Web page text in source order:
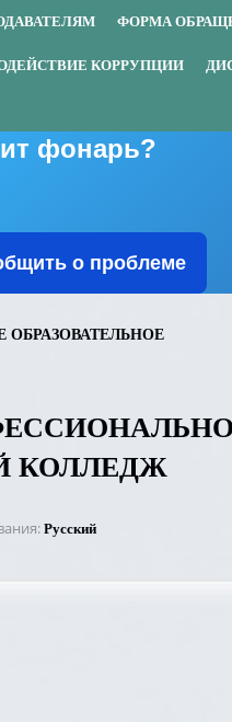
фонарь?
о проблеме
ФОРМА
КОРРУПЦИИ
КОЛЛЕДЖ
Русский